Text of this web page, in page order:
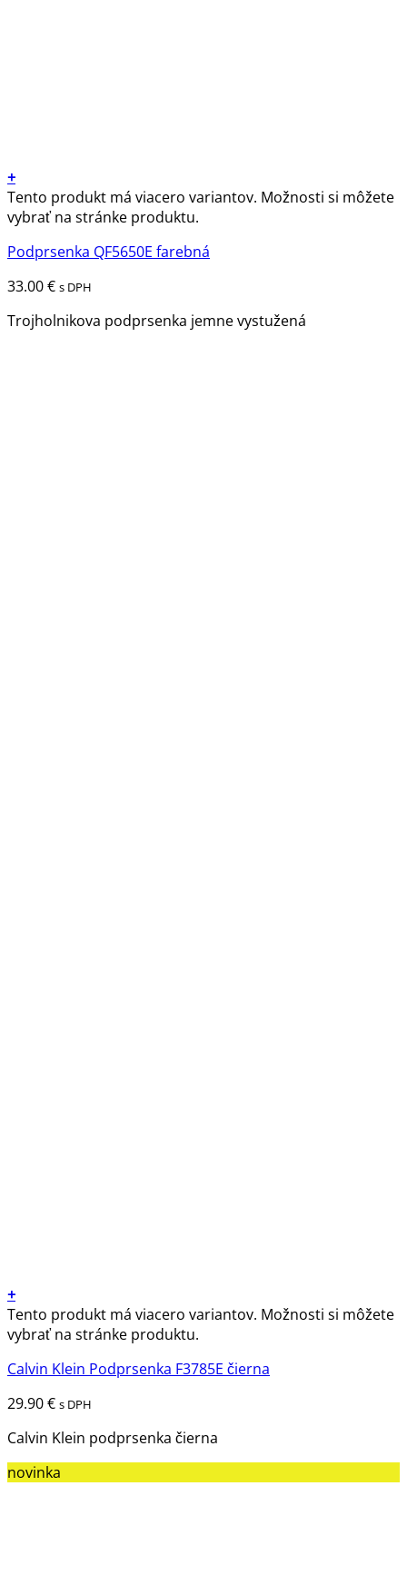
+
Tento produkt má viacero variantov. Možnosti si môžete
vybrať na stránke produktu.
Podprsenka QF5650E farebná
33.00€ s DPH
Trojholnikova podprsenka jemne vystužená
+
Tento produkt má viacero variantov. Možnosti si môžete
vybrať na stránke produktu.
Calvin Klein Podprsenka F3785E čierna
29.90€ s DPH
Calvin Klein podprsenka čierna
novinka